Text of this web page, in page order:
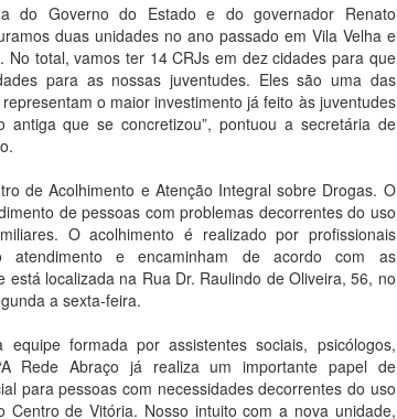
do Governo do Estado e do governador Renato
duas unidades no ano passado em Vila Velha e
No total, vamos ter 14 CRJs em dez cidades para que
para as nossas juventudes. Eles são uma das
o maior investimento já feito às juventudes
antiga que se concretizou”, pontuou a secretária de
de Acolhimento e Atenção Integral sobre Drogas. O
de pessoas com problemas decorrentes do uso
O acolhimento é realizado por profissionais
atendimento e encaminham de acordo com as
localizada na Rua Dr. Raulindo de Oliveira, 56, no
a sexta-feira.
formada por assistentes sociais, psicólogos,
Rede Abraço já realiza um importante papel de
para pessoas com necessidades decorrentes do uso
de Vitória. Nosso intuito com a nova unidade,